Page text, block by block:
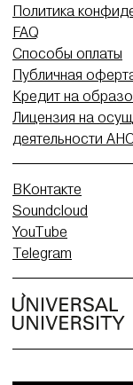
Политика
FAQ
Способы оплаты
Публичная
Кредит на
Лицензия на
деятельности
ВКонтакте
Soundcloud
YouTube
Telegram